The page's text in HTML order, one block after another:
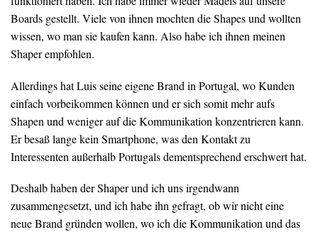
Boards gestellt. Viele von ihnen mochten die Shapes und wollten
wissen, wo man sie kaufen kann. Also habe ich ihnen meinen
Shaper empfohlen.
Allerdings hat Luis seine eigene Brand in Portugal, wo Kunden
einfach vorbeikommen können und er sich somit mehr aufs
Shapen und weniger auf die Kommunikation konzentrieren kann.
Er besaß lange kein Smartphone, was den Kontakt zu
Interessenten außerhalb Portugals dementsprechend erschwert hat.
Deshalb haben der Shaper und ich uns irgendwann
zusammengesetzt, und ich habe ihn gefragt, ob wir nicht eine
neue Brand gründen wollen, wo ich die Kommunikation und das